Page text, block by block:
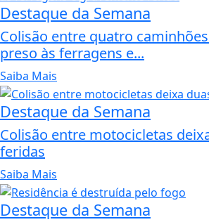
Destaque da Semana
Colisão entre quatro
preso às ferragens e...
Saiba Mais
Destaque da Semana
Colisão entre motocicletas
feridas
Saiba Mais
Destaque da Semana